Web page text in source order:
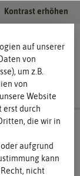
Kontrast erhöhen
auf unserer
von
um z.B.
von
Website
erst durch
die wir in
aufgrund
kann
nicht